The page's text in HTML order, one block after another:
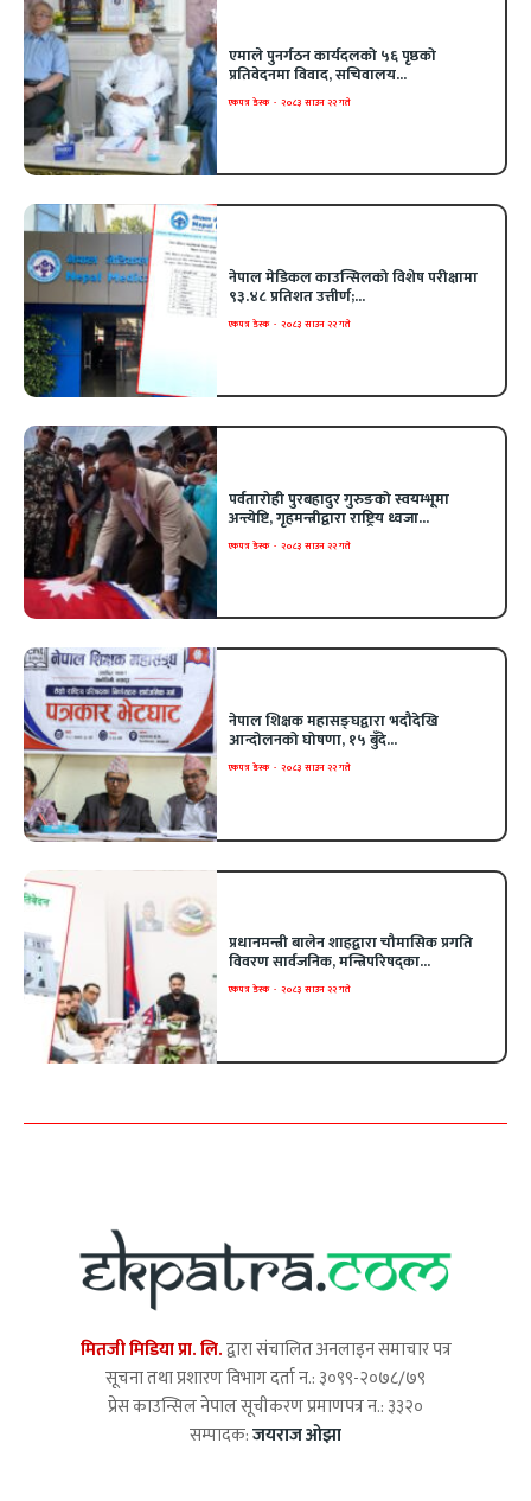
एमाले पुनर्गठन कार्यदलको ५६ पृष्ठको
प्रतिवेदनमा विवाद, सचिवालय...
एकपत्र डेस्क - २०८३ साउन २२ गते
नेपाल मेडिकल काउन्सिलको विशेष परीक्षामा
९३.४८ प्रतिशत उत्तीर्ण;...
एकपत्र डेस्क - २०८३ साउन २२ गते
पर्वतारोही पुरबहादुर गुरुङको स्वयम्भूमा
अन्त्येष्टि, गृहमन्त्रीद्वारा राष्ट्रिय ध्वजा...
एकपत्र डेस्क - २०८३ साउन २२ गते
नेपाल शिक्षक महासङ्घद्वारा भदौदेखि
आन्दोलनको घोषणा, १५ बुँदे...
एकपत्र डेस्क - २०८३ साउन २२ गते
प्रधानमन्त्री बालेन शाहद्वारा चौमासिक प्रगति
विवरण सार्वजनिक, मन्त्रिपरिषद्का...
एकपत्र डेस्क - २०८३ साउन २२ गते
मितजी मिडिया प्रा. लि.द्वारा संचालित अनलाइन समाचार पत्र
सूचना तथा प्रशारण विभाग दर्ता न.: ३०९९-२०७८/७९
प्रेस काउन्सिल नेपाल सूचीकरण प्रमाणपत्र न.: ३३२०
सम्पादक:जयराज ओझा